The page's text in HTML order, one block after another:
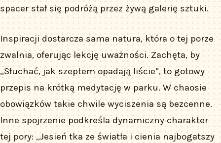
spacer stał się podróżą przez żywą galerię sztuki.
Inspiracji dostarcza sama natura, która o tej porze
zwalnia, oferując lekcję uważności. Zachęta, by
„Słuchać, jak szeptem opadają liście”, to gotowy
przepis na krótką medytację w parku. W chaosie
obowiązków takie chwile wyciszenia są bezcenne.
Inne spojrzenie podkreśla dynamiczny charakter
tej pory: „Jesień tka ze światła i cienia najbogatszy